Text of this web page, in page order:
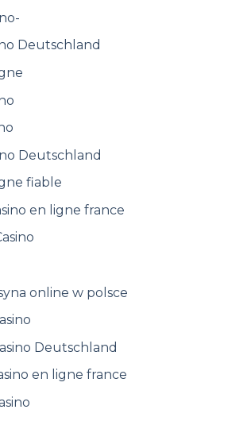
Deutschland
Deutschland
fiable
en ligne france
online w polsce
Deutschland
en ligne france